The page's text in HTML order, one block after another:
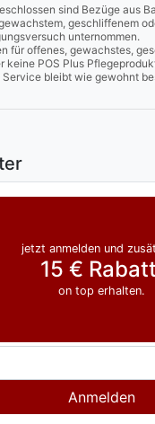
sind Bezüge aus
geschliffenem
unternommen.
für offenes, gewachstes,
keine POS Plus
Service bleibt wie gewohnt
jetzt anmelden und
15 € Rabatt
on top erhalten.
Anmelden